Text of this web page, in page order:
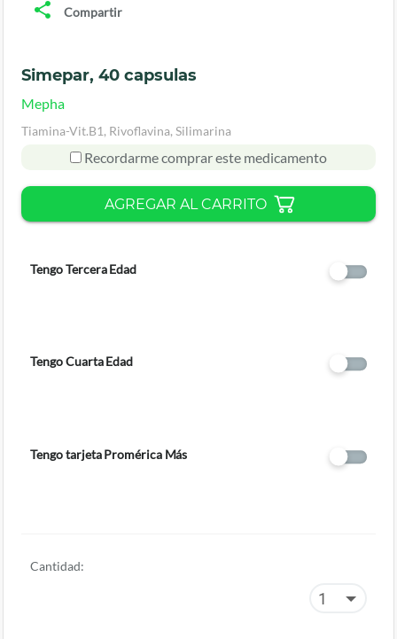
Compartir
Simepar, 40 capsulas
Mepha
Tiamina-Vit.B1, Rivoflavina, Silimarina
Recordarme comprar este medicamento
AGREGAR AL CARRITO
Tengo Tercera Edad
Tengo Cuarta Edad
Tengo tarjeta Promérica Más
Cantidad: